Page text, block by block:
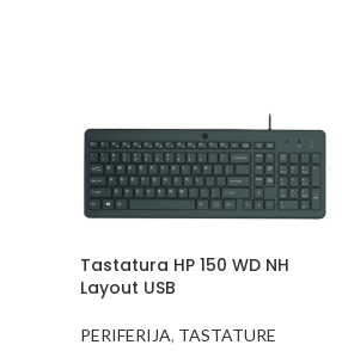
Tastatura HP 150 WD NH
Layout USB
PERIFERIJA, TASTATURE